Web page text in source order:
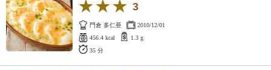
シ
ョ
ナ
3
門倉 多仁亜
2010/12/01
456.4 kcal
1.3 g
35 分